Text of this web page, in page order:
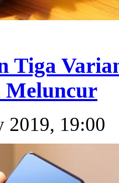
Tiga
Meluncur
2019, 19:00